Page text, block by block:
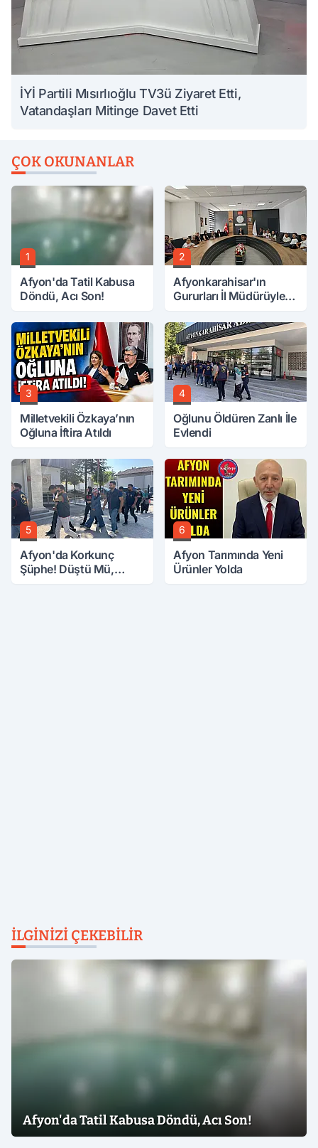
İYİ Partili Mısırlıoğlu TV3ü Ziyaret Etti,
Vatandaşları Mitinge Davet Etti
ÇOK OKUNANLAR
1
Afyon'da Tatil Kabusa
Döndü, Acı Son!
2
Afyonkarahisar'ın
Gururları İl Müdürüyle
3
Milletvekili Özkaya’nın
Oğluna İftira Atıldı
4
Oğlunu Öldüren Zanlı İle
Evlendi
5
Afyon'da Korkunç
Şüphe! Düştü Mü,
6
Afyon Tarımında Yeni
Ürünler Yolda
İLGINIZI ÇEKEBILIR
Afyon'da Tatil Kabusa Döndü, Acı Son!